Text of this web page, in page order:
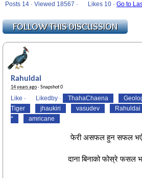
Posts 14 · Viewed 18567 · Likes 10 · Go to
Rahuldai
14 years ago· Snapshot 0
Like · Likedby · ThahaChaena
Tiger
jhaukiri vasudev Rahuldai
*
amricane
फेरी असफल हुन सफल भएँ
दाना बिनाकोफोस्रेफसल